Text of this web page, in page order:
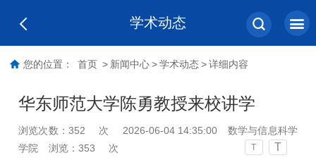
学术动态
您的位置： 首页 > 新闻中心 > 学术动态 > 详细内容
华东师范大学陈勇教授来校讲学
浏览次数： 352 次 2026-06-04 14:35:00
数学与信息科学
学院
浏览：353 次 T T